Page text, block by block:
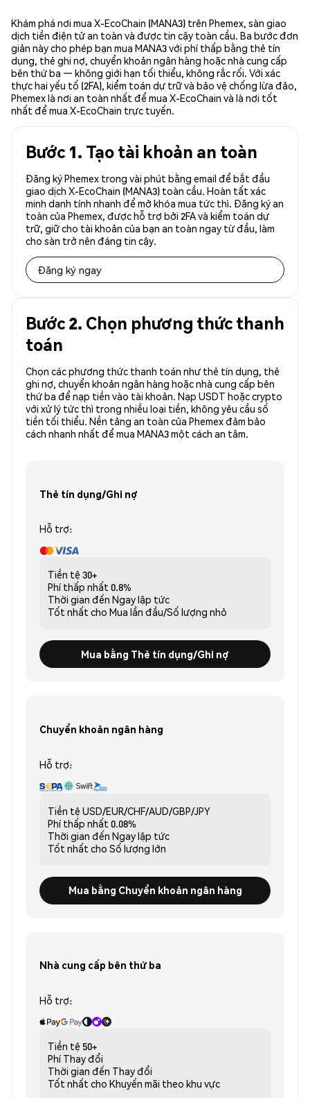
Khám phá nơi mua X-EcoChain (MANA3) trên Phemex, sàn giao
dịch tiền điện tử an toàn và được tin cậy toàn cầu. Ba bước đơn
giản này cho phép bạn mua MANA3 với phí thấp bằng thẻ tín
dụng, thẻ ghi nợ, chuyển khoản ngân hàng hoặc nhà cung cấp
bên thứ ba — không giới hạn tối thiểu, không rắc rối. Với xác
thực hai yếu tố (2FA), kiểm toán dự trữ và bảo vệ chống lừa đảo,
Phemex là nơi an toàn nhất để mua X-EcoChain và là nơi tốt
nhất để mua X-EcoChain trực tuyến.
Bước 1. Tạo tài khoản an toàn
Đăng ký Phemex trong vài phút bằng email để bắt đầu
giao dịch X-EcoChain (MANA3) toàn cầu. Hoàn tất xác
minh danh tính nhanh để mở khóa mua tức thì. Đăng ký an
toàn của Phemex, được hỗ trợ bởi 2FA và kiểm toán dự
trữ, giữ cho tài khoản của bạn an toàn ngay từ đầu, làm
cho sàn trở nên đáng tin cậy.
Đăng ký ngay
Bước 2. Chọn phương thức thanh
toán
Chọn các phương thức thanh toán như thẻ tín dụng, thẻ
ghi nợ, chuyển khoản ngân hàng hoặc nhà cung cấp bên
thứ ba để nạp tiền vào tài khoản. Nạp USDT hoặc crypto
với xử lý tức thì trong nhiều loại tiền, không yêu cầu số
tiền tối thiểu. Nền tảng an toàn của Phemex đảm bảo
cách nhanh nhất để mua MANA3 một cách an tâm.
Thẻ tín dụng/Ghi nợ
Hỗ trợ:
Tiền tệ 30+
Phí thấp nhất 0.8%
Thời gian đến Ngay lập tức
Tốt nhất cho Mua lần đầu/Số lượng nhỏ
Mua bằng Thẻ tín dụng/Ghi nợ
Chuyển khoản ngân hàng
Hỗ trợ:
Tiền tệ USD/EUR/CHF/AUD/GBP/JPY
Phí thấp nhất 0.08%
Thời gian đến Ngay lập tức
Tốt nhất cho Số lượng lớn
Mua bằng Chuyển khoản ngân hàng
Nhà cung cấp bên thứ ba
Hỗ trợ:
Tiền tệ 50+
Phí Thay đổi
Thời gian đến Thay đổi
Tốt nhất cho Khuyến mãi theo khu vực